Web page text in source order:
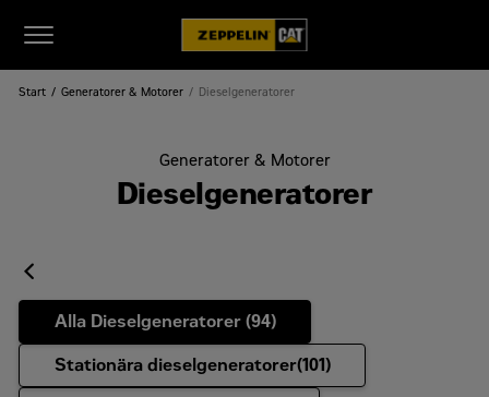
Start Generatorer & Motorer Dieselgeneratorer
Generatorer & Motorer
Dieselgeneratorer
Alla Dieselgeneratorer (94)
Stationära dieselgeneratorer(101)